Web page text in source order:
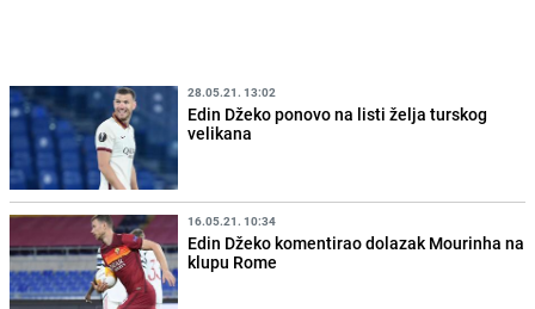
28.05.21. 13:02
Edin Džeko ponovo na listi želja turskog
velikana
16.05.21. 10:34
Edin Džeko komentirao dolazak Mourinha na
klupu Rome